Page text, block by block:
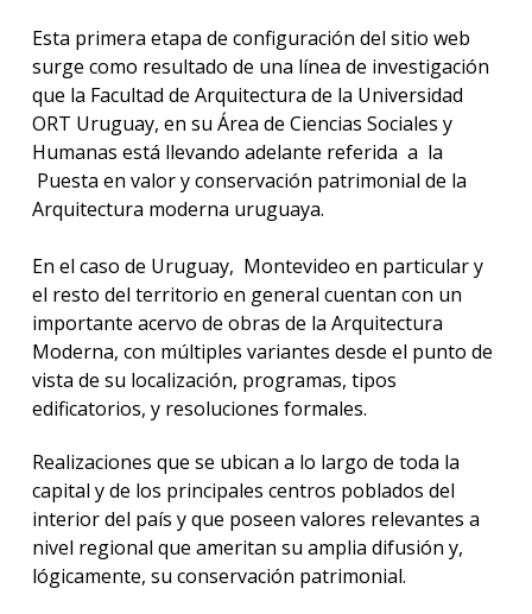
Esta primera etapa de configuración del sitio web
surge como resultado de una línea de investigación
que la Facultad de Arquitectura de la Universidad
ORT Uruguay, en su Área de Ciencias Sociales y
Humanas está llevando adelante referida a la
Puesta en valor y conservación patrimonial de la
Arquitectura moderna uruguaya.
En el caso de Uruguay, Montevideo en particular y
el resto del territorio en general cuentan con un
importante acervo de obras de la Arquitectura
Moderna, con múltiples variantes desde el punto de
vista de su localización, programas, tipos
edificatorios, y resoluciones formales.
Realizaciones que se ubican a lo largo de toda la
capital y de los principales centros poblados del
interior del país y que poseen valores relevantes a
nivel regional que ameritan su amplia difusión y,
lógicamente, su conservación patrimonial.